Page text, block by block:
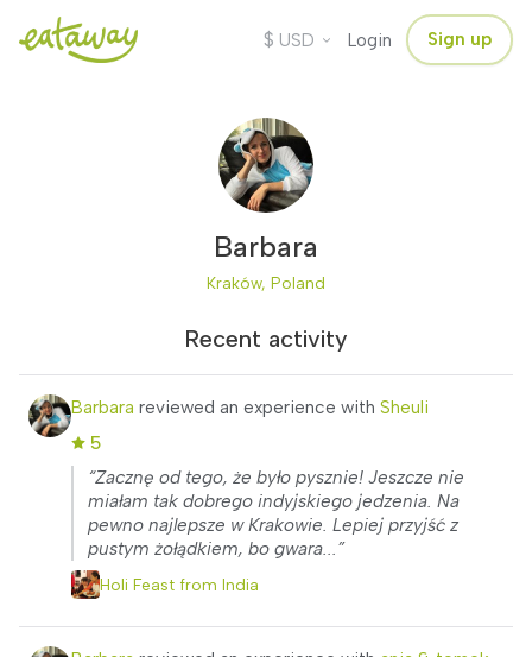
$ USD Login Sign up
Barbara
Kraków, Poland
Recent activity
Barbara reviewed an experience with Sheuli
5
“Zacznę od tego, że było pysznie! Jeszcze nie
miałam tak dobrego indyjskiego jedzenia. Na
pewno najlepsze w Krakowie. Lepiej przyjść z
pustym żołądkiem, bo gwara...”
Holi Feast from India